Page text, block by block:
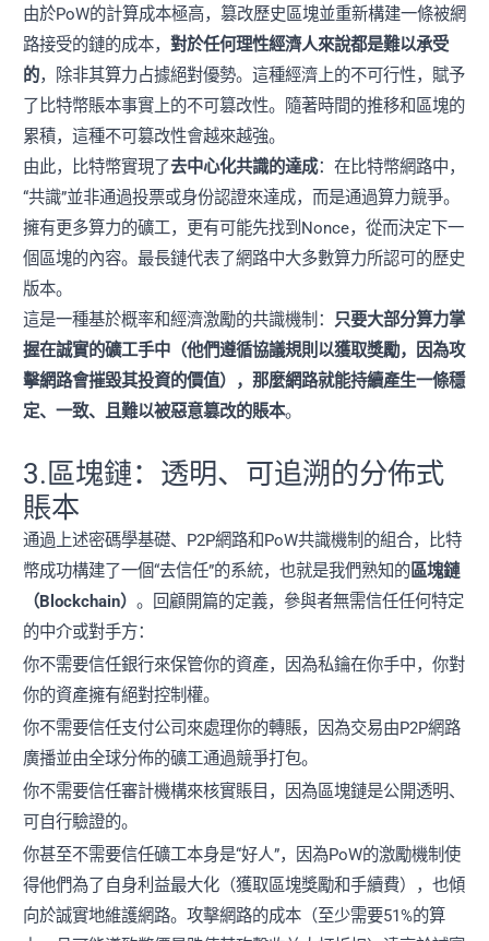
由於PoW的計算成本極高，篡改歷史區塊並重新構建一條被網
路接受的鏈的成本， 對於任何理性經濟人來說都是難以承受
的，除非其算力占據絕對優勢。這種經濟上的不可行性，賦予
了比特幣賬本事實上的不可篡改性。隨著時間的推移和區塊的
累積，這種不可篡改性會越來越強。
由此，比特幣實現了去中心化共識的達成：在比特幣網路中，
“共識”並非通過投票或身份認證來達成，而是通過算力競爭。
擁有更多算力的礦工，更有可能先找到Nonce，從而決定下一
個區塊的內容。最長鏈代表了網路中大多數算力所認可的歷史
版本。
這是一種基於概率和經濟激勵的共識機制： 只要大部分算力掌
握在誠實的礦工手中（他們遵循協議規則以獲取獎勵，因為攻
擊網路會摧毀其投資的價值），那麼網路就能持續產生一條穩
定、一致、且難以被惡意篡改的賬本。
3.區塊鏈：透明、可追溯的分佈式
賬本
通過上述密碼學基礎、P2P網路和PoW共識機制的組合，比特
幣成功構建了一個“去信任”的系統，也就是我們熟知的區塊鏈
（Blockchain） 。回顧開篇的定義，參與者無需信任任何特定
的中介或對手方：
你不需要信任銀行來保管你的資產，因為私鑰在你手中，你對
你的資產擁有絕對控制權。
你不需要信任支付公司來處理你的轉賬，因為交易由P2P網路
廣播並由全球分佈的礦工通過競爭打包。
你不需要信任審計機構來核實賬目，因為區塊鏈是公開透明、
可自行驗證的。
你甚至不需要信任礦工本身是“好人”，因為PoW的激勵機制使
得他們為了自身利益最大化（獲取區塊獎勵和手續費），也傾
向於誠實地維護網路。攻擊網路的成本（至少需要51%的算